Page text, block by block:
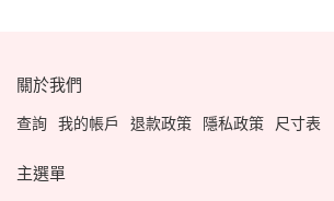
關於我們
查詢 我的帳戶 退款政策 隱私政策 尺寸表
主選單